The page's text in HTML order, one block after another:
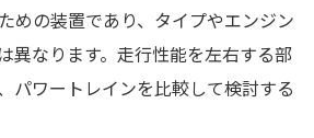
めの装置であり、タイプやエンジン
異なります。走行性能を左右する部
パワートレインを比較して検討する